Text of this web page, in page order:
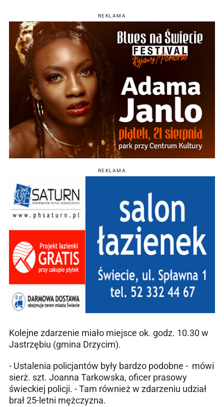
REKLAMA
REKLAMA
Kolejne zdarzenie miało miejsce ok. godz. 10.30 w
Jastrzębiu (gmina Drzycim).
- Ustalenia policjantów były bardzo podobne - mówi
sierż. szt. Joanna Tarkowska, oficer prasowy
świeckiej policji. - Tam również w zdarzeniu udział
brał 25-letni mężczyzna.